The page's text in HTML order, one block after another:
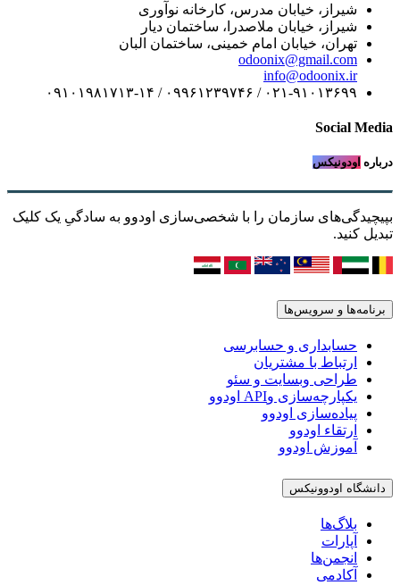
شیراز، خیابان مدرس، کارخانه نوآوری
شیراز، خیابان ملاصدرا، ساختمان دیار
تهران، خیابان امام خمینی، ساختمان البان
odoonix@gmail.com
info@odoonix.ir
۰۲۱-۹۱۰۱۳۶۹۹ / ۰۹۹۶۱۲۳۹۷۴۶ / ۰۹۱۰۱۹۸۱۷۱۳-۱۴
Social Media
درباره اودونیکس
بپیچیدگی‌های سازمان را با شخصی‌سازی اودوو به سادگیِ یک کلیک
تبدیل کنید.
برنامه‌ها و سرویس‌ها
حسابداری و حسابرسی
ارتباط با مشتریان
طراحی وبسایت و سئو
یکپارچه‌سازی وAPI اودوو
پیاده‌سازی اودوو
ارتقاء اودوو
آموزش اودوو
دانشگاه اودوونیکس
بلاگ‌ها
آپارات
انجمن‌ها
آکادمی